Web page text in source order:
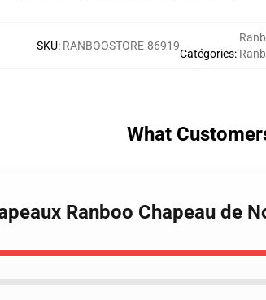
SKU: RANBOOSTORE-86919
Catégories:
What
Ranboo Chapeau de